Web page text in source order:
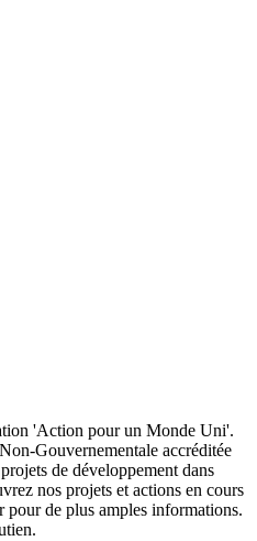
'Action pour un Monde Uni'.
Gouvernementale accréditée
de développement dans
nos projets et actions en cours
pour de plus amples informations.